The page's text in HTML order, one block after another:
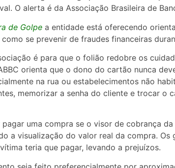
O alerta é da Associação Brasileira de
de Golpe a entidade está oferecendo
se prevenir de fraudes financeiras
é para que o folião redobre os
orienta que o dono do cartão nunca
na rua ou estabelecimentos não
memorizar a senha do cliente e trocar o
uma compra se o visor de cobrança
a visualização do valor real da compra. Os
teria que pagar, levando a prejuízos.